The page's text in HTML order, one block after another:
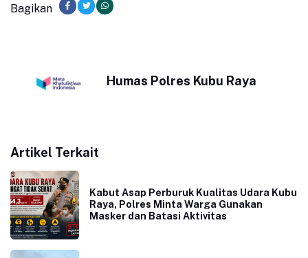
Bagikan
Humas Polres Kubu Raya
Artikel Terkait
Kabut Asap Perburuk Kualitas Udara Kubu
Raya, Polres Minta Warga Gunakan
Masker dan Batasi Aktivitas